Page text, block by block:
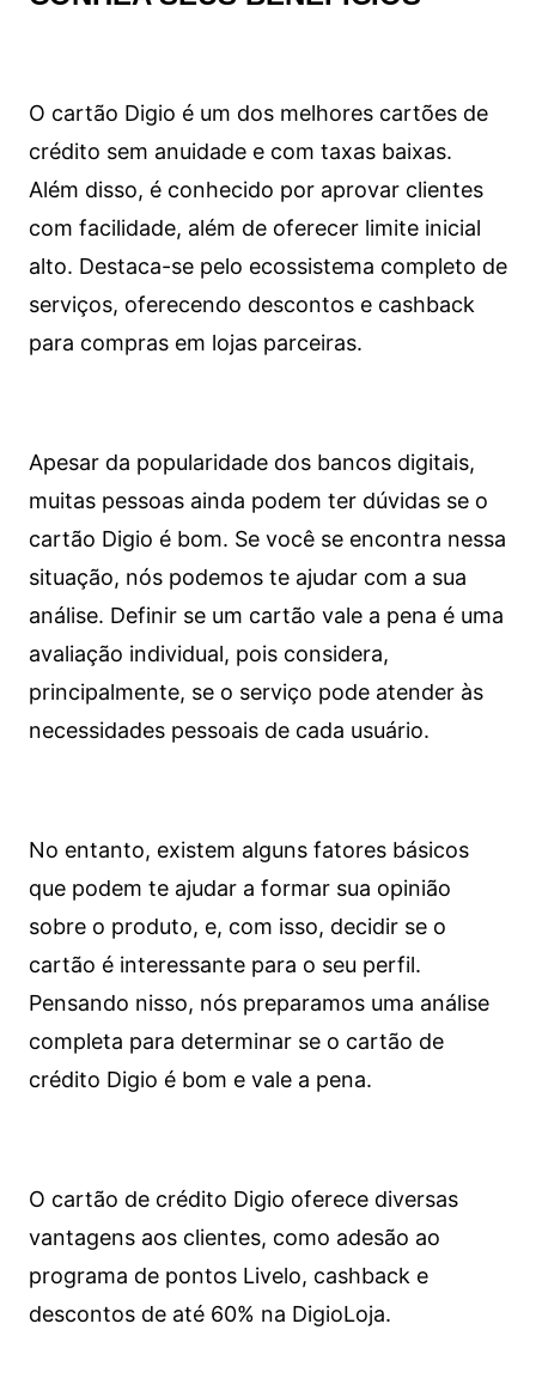
O cartão Digio é um dos melhores cartões de
crédito sem anuidade e com taxas baixas.
Além disso, é conhecido por aprovar clientes
com facilidade, além de oferecer limite inicial
alto. Destaca-se pelo ecossistema completo de
serviços, oferecendo descontos e cashback
para compras em lojas parceiras.
Apesar da popularidade dos bancos digitais,
muitas pessoas ainda podem ter dúvidas se o
cartão Digio é bom. Se você se encontra nessa
situação, nós podemos te ajudar com a sua
análise. Definir se um cartão vale a pena é uma
avaliação individual, pois considera,
principalmente, se o serviço pode atender às
necessidades pessoais de cada usuário.
No entanto, existem alguns fatores básicos
que podem te ajudar a formar sua opinião
sobre o produto, e, com isso, decidir se o
cartão é interessante para o seu perfil.
Pensando nisso, nós preparamos uma análise
completa para determinar se o cartão de
crédito Digio é bom e vale a pena.
O cartão de crédito Digio oferece diversas
vantagens aos clientes, como adesão ao
programa de pontos Livelo, cashback e
descontos de até 60% na DigioLoja.